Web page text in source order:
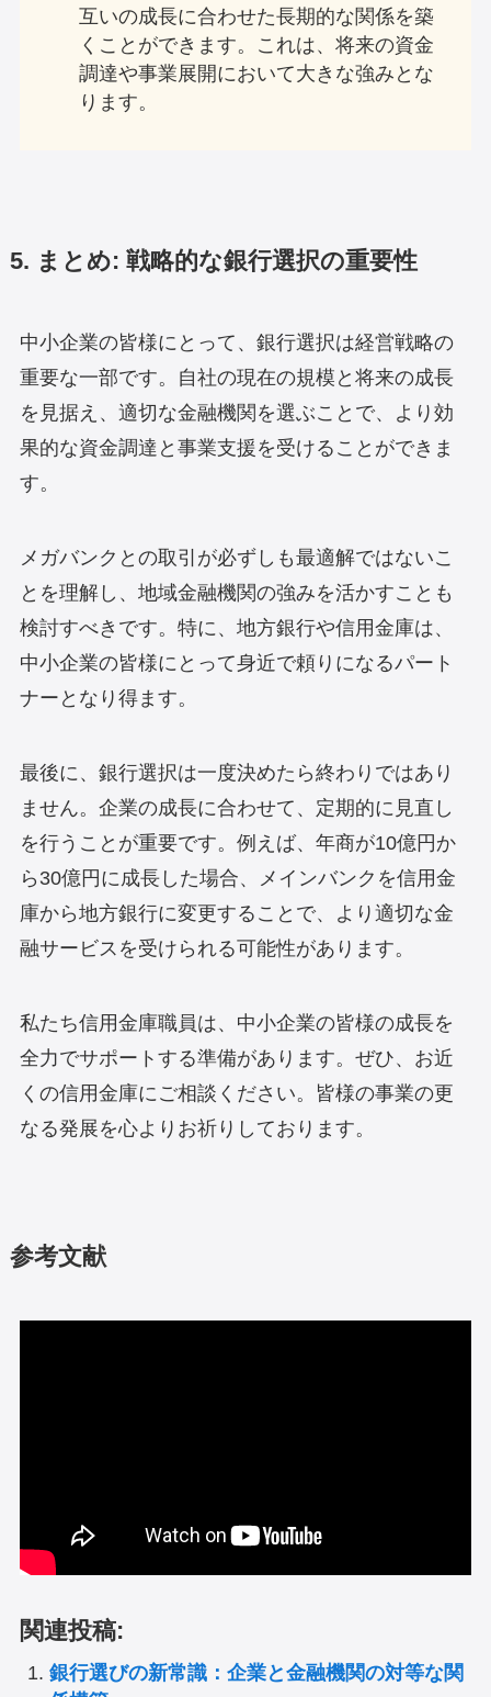
互いの成長に合わせた長期的な関係を築
くことができます。これは、将来の資金
調達や事業展開において大きな強みとな
ります。
5. まとめ: 戦略的な銀行選択の重要性
中小企業の皆様にとって、銀行選択は経営戦略の
重要な一部です。自社の現在の規模と将来の成長
を見据え、適切な金融機関を選ぶことで、より効
果的な資金調達と事業支援を受けることができま
す。
メガバンクとの取引が必ずしも最適解ではないこ
とを理解し、地域金融機関の強みを活かすことも
検討すべきです。特に、地方銀行や信用金庫は、
中小企業の皆様にとって身近で頼りになるパート
ナーとなり得ます。
最後に、銀行選択は一度決めたら終わりではあり
ません。企業の成長に合わせて、定期的に見直し
を行うことが重要です。例えば、年商が10億円か
ら30億円に成長した場合、メインバンクを信用金
庫から地方銀行に変更することで、より適切な金
融サービスを受けられる可能性があります。
私たち信用金庫職員は、中小企業の皆様の成長を
全力でサポートする準備があります。ぜひ、お近
くの信用金庫にご相談ください。皆様の事業の更
なる発展を心よりお祈りしております。
参考文献
関連投稿:
銀行選びの新常識：企業と金融機関の対等な関